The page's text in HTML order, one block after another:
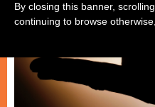
By closing this banner,
continuing to browse